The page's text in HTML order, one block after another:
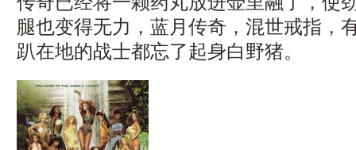
腿也变得无力，蓝月传奇，混世戒指，
趴在地的战士都忘了起身白野猪。